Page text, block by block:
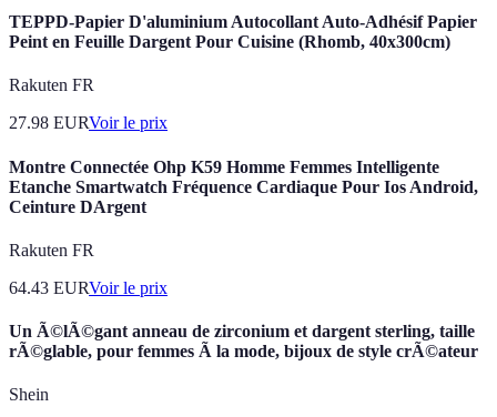
TEPPD-Papier D'aluminium Autocollant Auto-Adhésif Papier
Peint en Feuille Dargent Pour Cuisine (Rhomb, 40x300cm)
Rakuten FR
27.98 EURVoir le prix
Montre Connectée Ohp K59 Homme Femmes Intelligente
Etanche Smartwatch Fréquence Cardiaque Pour Ios Android,
Ceinture DArgent
Rakuten FR
64.43 EURVoir le prix
Un Ã©lÃ©gant anneau de zirconium et dargent sterling, taille
rÃ©glable, pour femmes Ã la mode, bijoux de style crÃ©ateur
Shein